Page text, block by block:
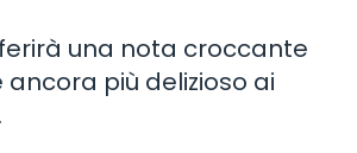
una nota croccante
ancora più delizioso ai